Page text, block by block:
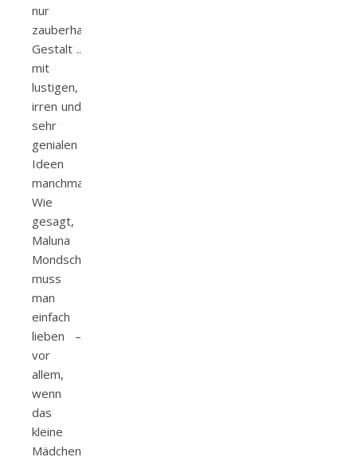
nur
zauberhafte
Gestalt ..
mit
lustigen,
irren und
sehr
genialen
Ideen
manchmal.
Wie
gesagt,
Maluna
Mondschein
muss
man
einfach
lieben –
vor
allem,
wenn
das
kleine
Mädchen